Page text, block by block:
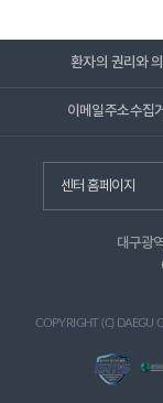
환자의 권리와
이메일주소수집
센터 홈페이지
대구광
COPYRIGHT (C) DAEGU